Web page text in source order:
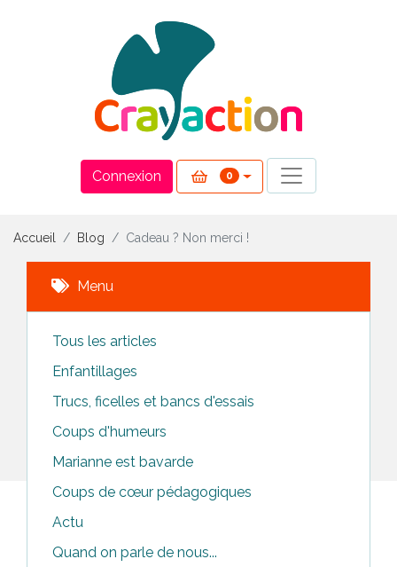
Connexion 0
Accueil Blog Cadeau ? Non merci !
Menu
Tous les articles
Enfantillages
Trucs, ficelles et bancs d'essais
Coups d'humeurs
Marianne est bavarde
Coups de cœur pédagogiques
Actu
Quand on parle de nous...